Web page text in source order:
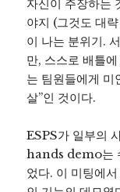
자신이 주장하는
야지 (그것도 대
이 나는 분위기.
만, 스스로 배틀
는 팀원들에게 미
살”인 것이다.
ESPS가 일부의
hands demo는
었다. 이 미팅에